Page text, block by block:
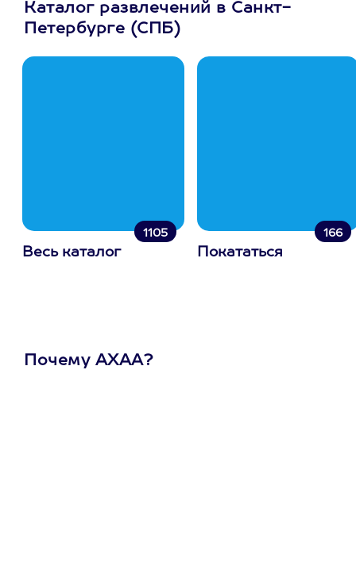
Каталог развлечений в Санкт-
Петербурге (СПБ)
1105
Весь каталог
166
Покататься
Почему АХАА?